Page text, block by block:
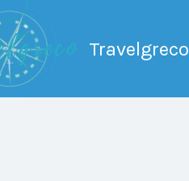
Travelgreco